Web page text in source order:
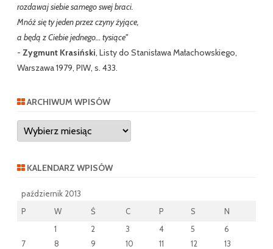
rozdawaj siebie samego swej braci.
Mnóż się ty jeden przez czyny żyjące,
a będą z Ciebie jednego… tysiące"
- Zygmunt Krasiński, Listy do Stanisława Małachowskiego,
Warszawa 1979, PIW, s. 433.
ARCHIWUM WPISÓW
Archiwum
wpisów
KALENDARZ WPISÓW
październik 2013
P
W Ś C P S
N
1
2 3 4 5
6
7
8 9 10 11 12
13